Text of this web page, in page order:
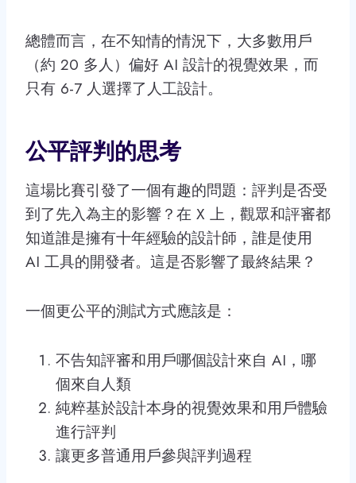
總體而言，在不知情的情況下，大多數用戶
（約 20 多人）偏好 AI 設計的視覺效果，而
只有 6-7 人選擇了人工設計。
公平評判的思考
這場比賽引發了一個有趣的問題：評判是否受
到了先入為主的影響？在 X 上，觀眾和評審都
知道誰是擁有十年經驗的設計師，誰是使用
AI 工具的開發者。這是否影響了最終結果？
一個更公平的測試方式應該是：
不告知評審和用戶哪個設計來自 AI，哪
個來自人類
純粹基於設計本身的視覺效果和用戶體驗
進行評判
讓更多普通用戶參與評判過程